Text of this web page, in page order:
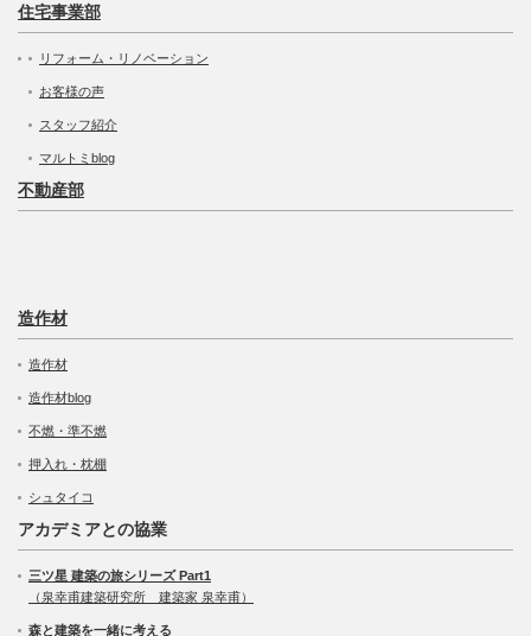
住宅事業部
リフォーム・リノベーション
お客様の声
スタッフ紹介
マルトミblog
不動産部
造作材
造作材
造作材blog
不燃・準不燃
押入れ・枕棚
シュタイコ
アカデミアとの協業
三ツ星 建築の旅シリーズ Part1
（泉幸甫建築研究所 建築家 泉幸甫）
森と建築を一緒に考える